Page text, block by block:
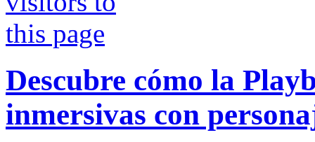
Descubre cómo la
inmersivas con